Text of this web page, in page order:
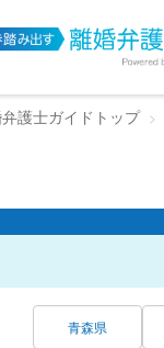
護士ガイドトップ
青森県